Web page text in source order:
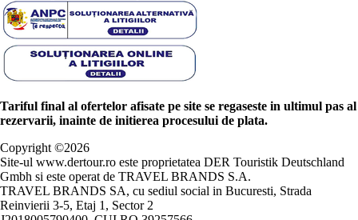
Tariful final al ofertelor afisate pe site se regaseste in ultimul pas al
rezervarii, inainte de initierea procesului de plata.
Copyright ©2026
Site-ul www.dertour.ro este proprietatea DER Touristik Deutschland
Gmbh si este operat de TRAVEL BRANDS S.A.
TRAVEL BRANDS SA, cu sediul social in Bucuresti, Strada
Reinvierii 3-5, Etaj 1, Sector 2